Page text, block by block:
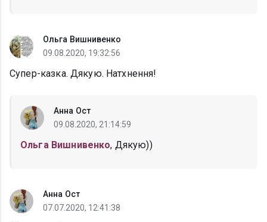
Ольга Вишнивенко
09.08.2020, 19:32:56
Супер-казка. Дякую. Натхнення!
Анна Ост
09.08.2020, 21:14:59
Ольга Вишнивенко, Дякую))
Анна Ост
07.07.2020, 12:41:38